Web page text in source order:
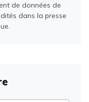
de données de
dans la presse